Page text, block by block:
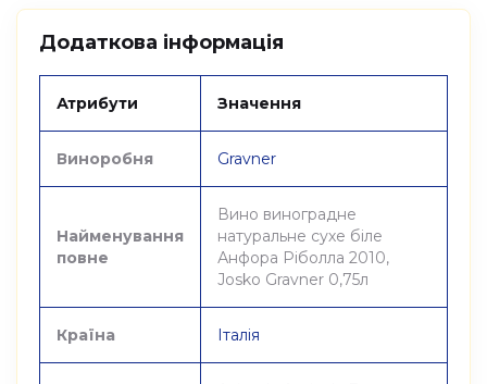
Додаткова інформація
Атрибути Значення
Виноробня Gravner
Найменування
повне
Вино виноградне
натуральне сухе біле
Анфора Ріболла 2010,
Josko Gravner 0,75л
Країна Італія